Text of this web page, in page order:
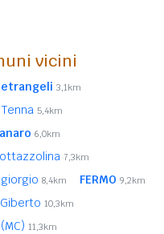
vicini
3,1km
5,4km
6,0km
7,3km
8,4km FERMO 9,2km
10,3km
11,3km